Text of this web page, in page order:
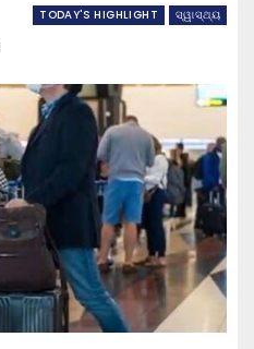
TODAY'S HIGHLIGHT ସ୍ୱାସ୍ଥ୍ୟ